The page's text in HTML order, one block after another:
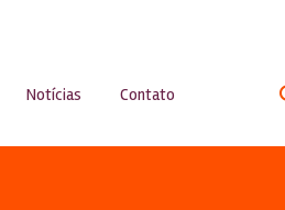
Notícias Contato